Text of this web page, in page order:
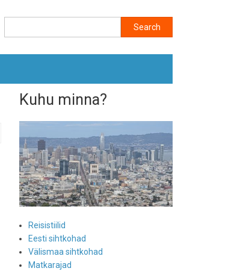
Kuhu minna?
Reisistiilid
Eesti sihtkohad
Välismaa sihtkohad
Matkarajad